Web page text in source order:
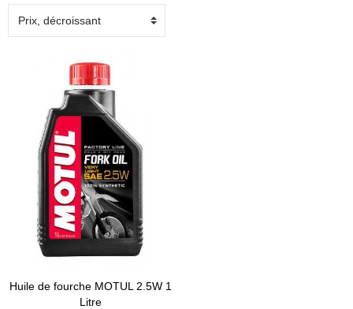
Ajouter au panier
Huile de fourche MOTUL 2.5W 1
Litre